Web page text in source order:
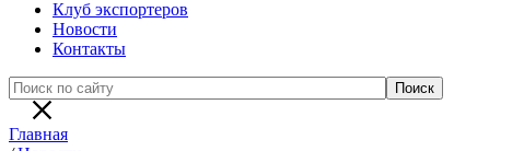
Клуб экспортеров
Новости
Контакты
Главная